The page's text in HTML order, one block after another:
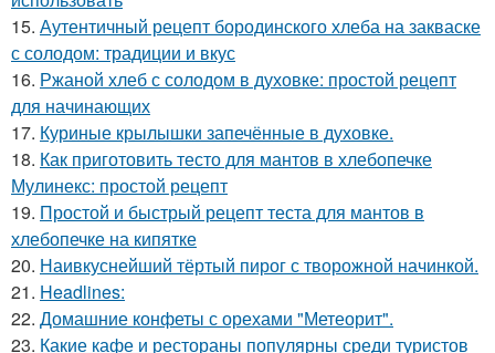
15. Аутентичный рецепт бородинского хлеба на закваске
с солодом: традиции и вкус
16. Ржаной хлеб с солодом в духовке: простой рецепт
для начинающих
17. Куриные крылышки запечённые в духовке.
18. Как приготовить тесто для мантов в хлебопечке
Мулинекс: простой рецепт
19. Простой и быстрый рецепт теста для мантов в
хлебопечке на кипятке
20. Наивкуснейший тёртый пирог с творожной начинкой.
21. Headlines:
22. Домашние конфеты с орехами "Метеорит".
23. Какие кафе и рестораны популярны среди туристов